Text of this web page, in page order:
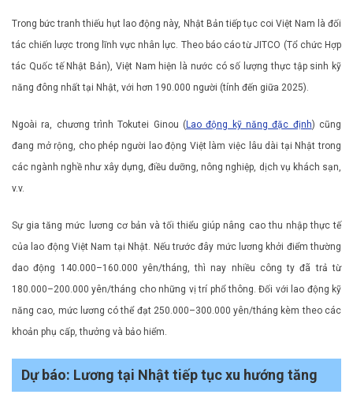
Trong bức tranh thiếu hụt lao động này, Nhật Bản tiếp tục coi Việt Nam là đối
tác chiến lược trong lĩnh vực nhân lực. Theo báo cáo từ JITCO (Tổ chức Hợp
tác Quốc tế Nhật Bản), Việt Nam hiện là nước có số lượng thực tập sinh kỹ
năng đông nhất tại Nhật, với hơn 190.000 người (tính đến giữa 2025).
Ngoài ra, chương trình Tokutei Ginou ( Lao động kỹ năng đặc định) cũng
đang mở rộng, cho phép người lao động Việt làm việc lâu dài tại Nhật trong
các ngành nghề như xây dựng, điều dưỡng, nông nghiệp, dịch vụ khách sạn,
v.v.
Sự gia tăng mức lương cơ bản và tối thiểu giúp nâng cao thu nhập thực tế
của lao động Việt Nam tại Nhật. Nếu trước đây mức lương khởi điểm thường
dao động 140.000–160.000 yên/tháng, thì nay nhiều công ty đã trả từ
180.000–200.000 yên/tháng cho những vị trí phổ thông. Đối với lao động kỹ
năng cao, mức lương có thể đạt 250.000–300.000 yên/tháng kèm theo các
khoản phụ cấp, thưởng và bảo hiểm.
Dự báo: Lương tại Nhật tiếp tục xu hướng tăng